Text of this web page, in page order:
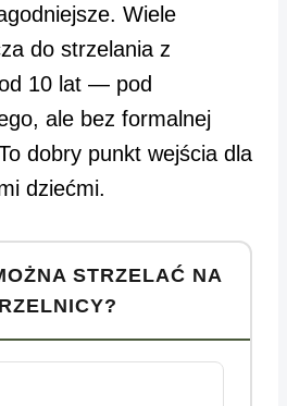
Wiele
do strzelania z
10 lat — pod
ale bez formalnej
dobry punkt wejścia dla
dziećmi.
STRZELAĆ NA